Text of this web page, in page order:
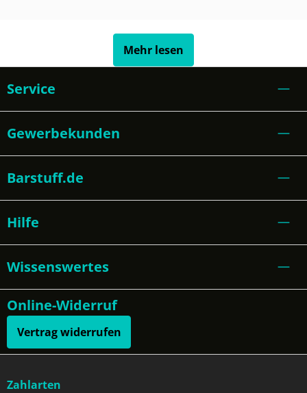
Mehr lesen
Service
Gewerbekunden
Barstuff.de
Hilfe
Wissenswertes
Online-Widerruf
Vertrag widerrufen
Zahlarten